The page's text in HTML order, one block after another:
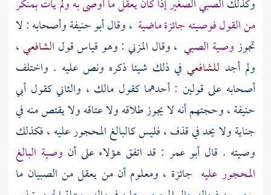
وكذلكالصبي الصغير إذا كان يعقل ما أوصى به ولم يأت بمنكر
من القول فوصيته جائزة ماضية ، وقالأبو حنيفةوأصحابه : لا
تجوزوصية الصبي ، وقال المزني : وهو قياس قول الشافعي،
ولم أجد للشافعي في ذلك شيئا ذكره ونص عليه . واختلف
أصحابه على قولين : أحدهما كقول مالك ، والثاني كقول أبي
حنيفة، وحجتهم أنه لا يجوز طلاقه ولا عتاقه ولا يقتص منه في
جناية ولا يحد في قذف ، فليس كالبالغ المحجور عليه ، فكذلك
وصيته . قال أبو عمر : قد اتفق هؤلاء على أن وصية البالغ
المحجور عليه جائزة ، ومعلوم أن من يعقل من الصبيان ما